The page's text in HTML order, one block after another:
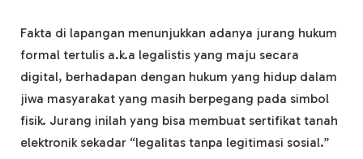
Fakta di lapangan menunjukkan adanya jurang hukum
formal tertulis a.k.a legalistis yang maju secara
digital, berhadapan dengan hukum yang hidup dalam
jiwa masyarakat yang masih berpegang pada simbol
fisik. Jurang inilah yang bisa membuat sertifikat tanah
elektronik sekadar “legalitas tanpa legitimasi sosial.”